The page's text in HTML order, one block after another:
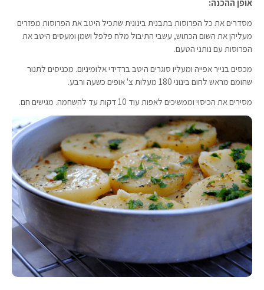
אופן ההכנה:
מסדרים את כל הפרוסות בתבנית בינונית שתכיל היטב את הפרוסות מפזרים
מעליהן את השום הכתוש, עשבי התיבול מלח פלפל ושמן ומעסים היטב את
הפרוסות עם נותני הטעם.
מכסים בנייר אפייה ומעליו סוגרים היטב ברדידי אלומיניום. מכניסים לתנור
שחומם מראש לחום בינוני 180 מעלות צ' אופים כשעה ורבע.
מסירים את הכיסוי וממשיכים לאפות עוד 10 דקות עד להשחמה. מגישים חם.